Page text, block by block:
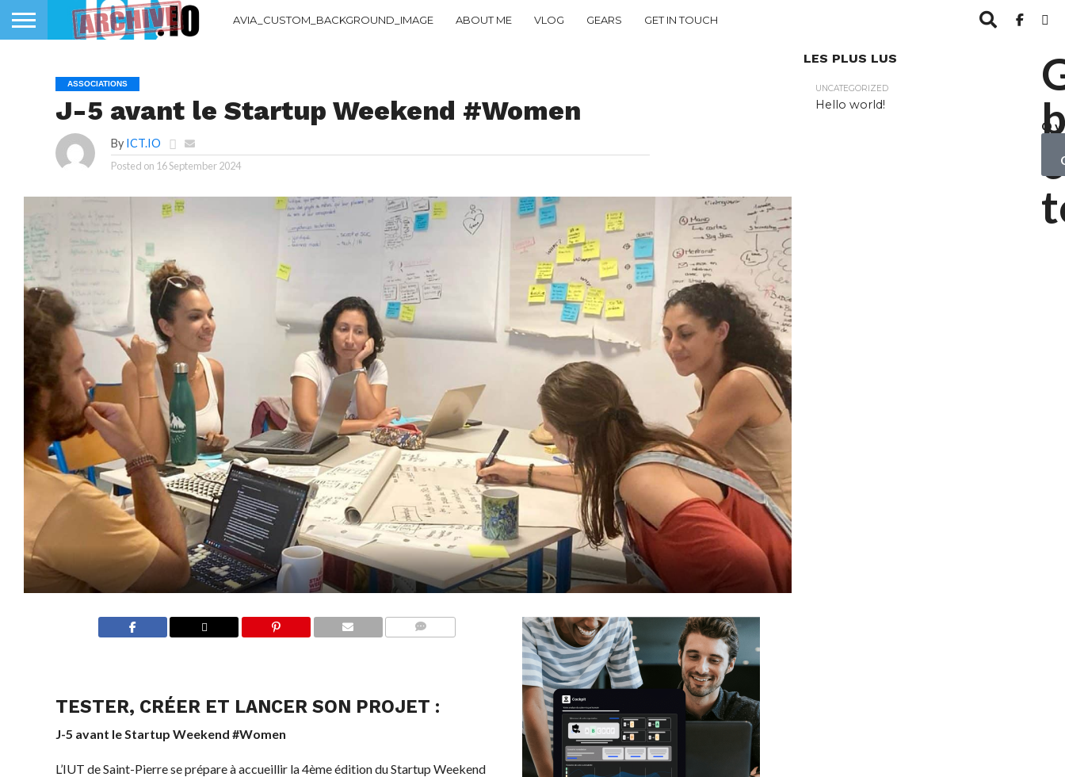
AVIA_CUSTOM_BACKGROUND_IMAGE ABOUT ME VLOG GEARS GET IN TOUCH
ASSOCIATIONS
J-5 avant le Startup Weekend #Women
By ICT.IO
Posted on 16 September 2024
TESTER, CRÉER ET LANCER SON PROJET :
J-5 avant le Startup Weekend #Women
L’IUT de Saint-Pierre se prépare à accueillir la 4ème édition du Startup Weekend
LES PLUS LUS
UNCATEGORIZED
Hello world!